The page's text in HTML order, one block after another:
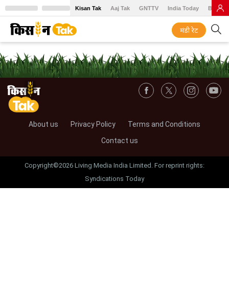
Kisan Tak Aaj Tak GNTTV India Today BT
मंडी रेट
About us Privacy Policy
Terms and Conditions
Contact us
Copyright©2026 Living Media India Limited. For reprint rights:
Syndications Today